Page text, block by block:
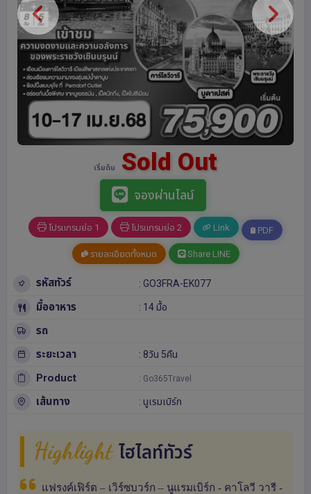
เริ่มต้น Sold Out
จองผ่านไลน์
โปรแกรมย่อ 1 โปรแกรมย่อ 2 Link PDF
รายละเอียดทั้งหมด Share LINE
รหัสทัวร์ : GO3FRA-EK077
มื้ออาหาร : 14 มื้อ
รถ
ระยะเวลา
: 8วัน 5คืน
Product : Go365Travel
เส้นทาง : นูเรมเบิร์ก
Highlight ไฮไลท์ทัวร์
แฟรงค์เฟิร์ต – เวิร์ซบวร์ก – นูแรมเบิร์ก - คาโลวี วารี -